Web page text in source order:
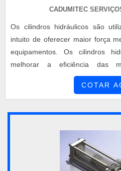
CADUMITEC
Os cilindros hidráulicos são
intuito de oferecer maior força
equipamentos. Os cilindros
melhorar a eficiência das
velocidade da produção, mas
qualidade do serviços. É
comprimento, indo de 10 mm a
COTAR